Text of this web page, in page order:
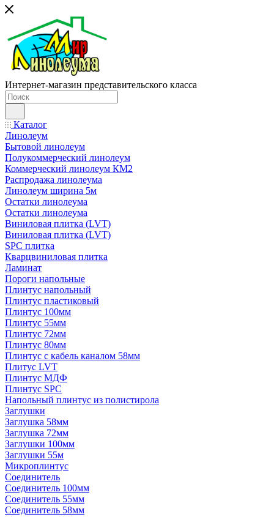
Интернет-магазин представительского класса
Каталог
Линолеум
Бытовой линолеум
Полукоммерческий линолеум
Коммерческий линолеум КМ2
Распродажа линолеума
Линолеум ширина 5м
Остатки линолеума
Остатки линолеума
Виниловая плитка (LVT)
Виниловая плитка (LVT)
SPC плитка
Кварцвиниловая плитка
Ламинат
Пороги напольные
Плинтус напольный
Плинтус пластиковый
Плинтус 100мм
Плинтус 55мм
Плинтус 72мм
Плинтус 80мм
Плинтус с кабель каналом 58мм
Плитус LVT
Плинтус МДФ
Плинтус SPC
Напольный плинтус из полистирола
Заглушки
Заглушка 58мм
Заглушка 72мм
Заглушки 100мм
Заглушки 55м
Микроплинтус
Соединитель
Соединитель 100мм
Соединитель 55мм
Соединитель 58мм